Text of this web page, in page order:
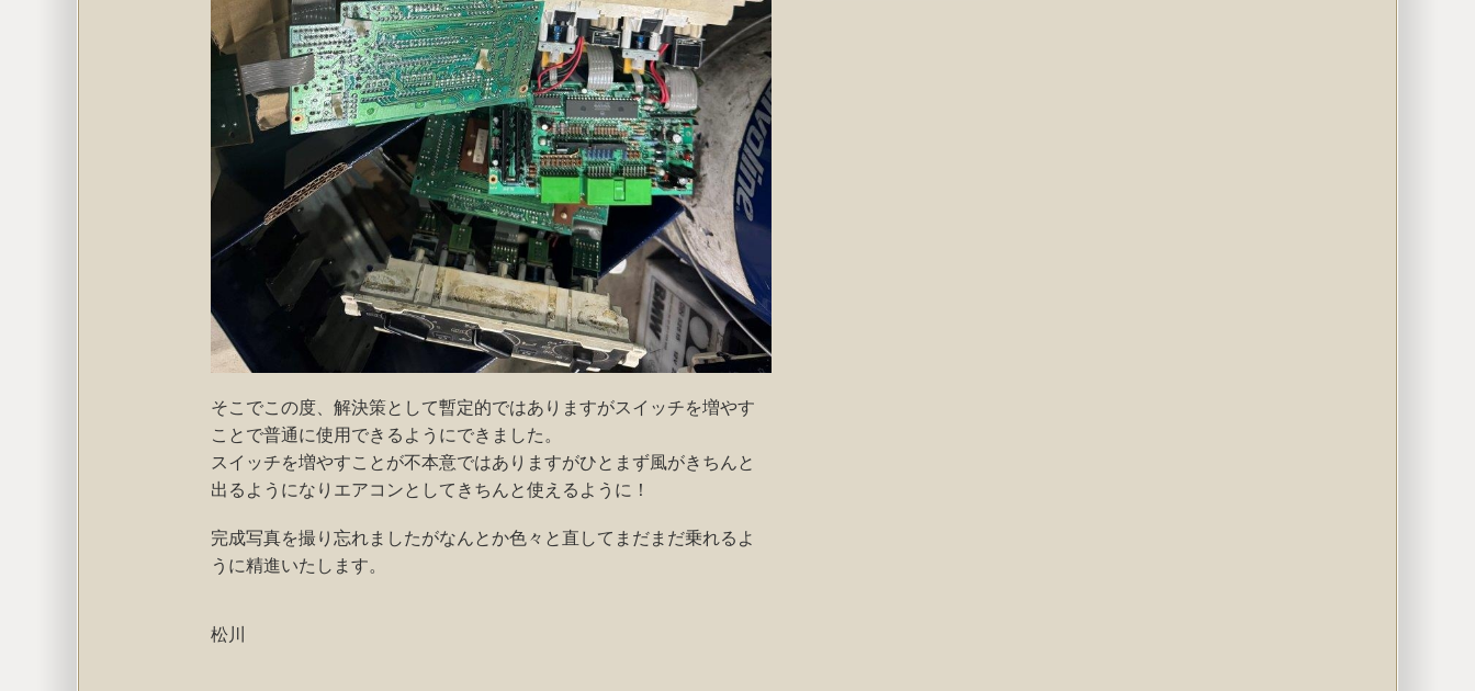
そこでこの度、解決策として暫定的ではありますがスイッチを増やす
ことで普通に使用できるようにできました。
スイッチを増やすことが不本意ではありますがひとまず風がきちんと
出るようになりエアコンとしてきちんと使えるように！
完成写真を撮り忘れましたがなんとか色々と直してまだまだ乗れるよ
うに精進いたします。
松川